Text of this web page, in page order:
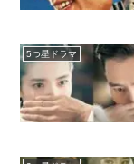
5つ星ドラマ